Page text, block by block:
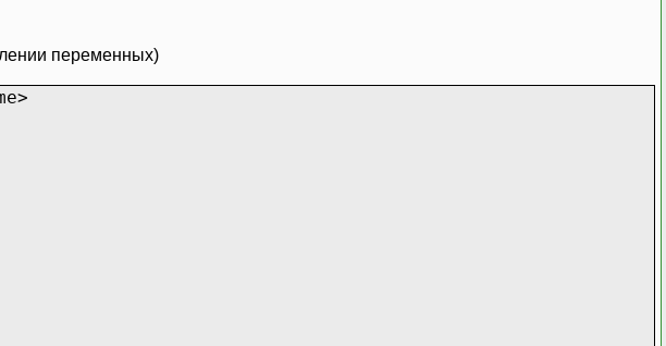
переменных)